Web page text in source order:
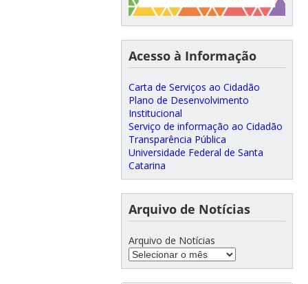
Acesso à Informação
Carta de Serviços ao Cidadão
Plano de Desenvolvimento
Institucional
Serviço de informação ao Cidadão
Transparência Pública
Universidade Federal de Santa
Catarina
Arquivo de Notícias
Arquivo de Notícias